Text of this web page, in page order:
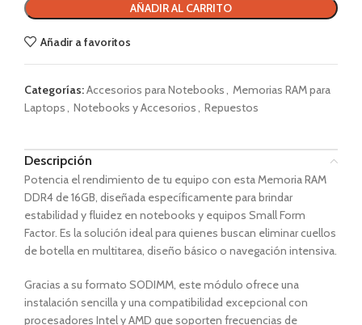
AÑADIR AL CARRITO
Añadir a favoritos
Categorías:Accesorios para Notebooks, Memorias RAM para
Laptops, Notebooks y Accesorios, Repuestos
Descripción
Potencia el rendimiento de tu equipo con esta Memoria RAM
DDR4 de 16GB, diseñada específicamente para brindar
estabilidad y fluidez en notebooks y equipos Small Form
Factor. Es la solución ideal para quienes buscan eliminar cuellos
de botella en multitarea, diseño básico o navegación intensiva.
Gracias a su formato SODIMM, este módulo ofrece una
instalación sencilla y una compatibilidad excepcional con
procesadores Intel y AMD que soporten frecuencias de